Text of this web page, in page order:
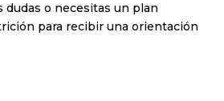
o necesitas un plan
para recibir una orientación